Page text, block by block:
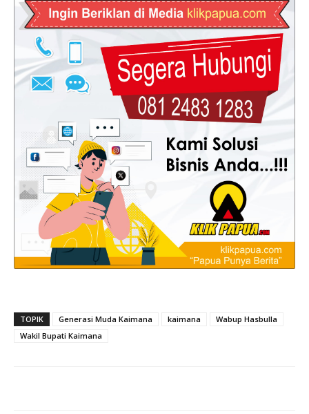
TOPIK Generasi Muda Kaimana kaimana
Wabup Hasbulla
Wakil Bupati Kaimana